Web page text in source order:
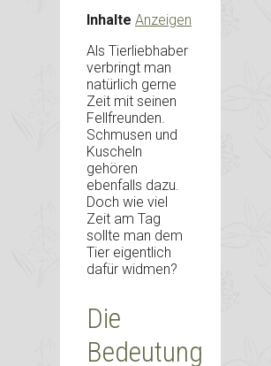
Inhalte Anzeigen
Als Tierliebhaber
verbringt man
natürlich gerne
Zeit mit seinen
Fellfreunden.
Schmusen und
Kuscheln
gehören
ebenfalls dazu.
Doch wie viel
Zeit am Tag
sollte man dem
Tier eigentlich
dafür widmen?
Die
Bedeutung